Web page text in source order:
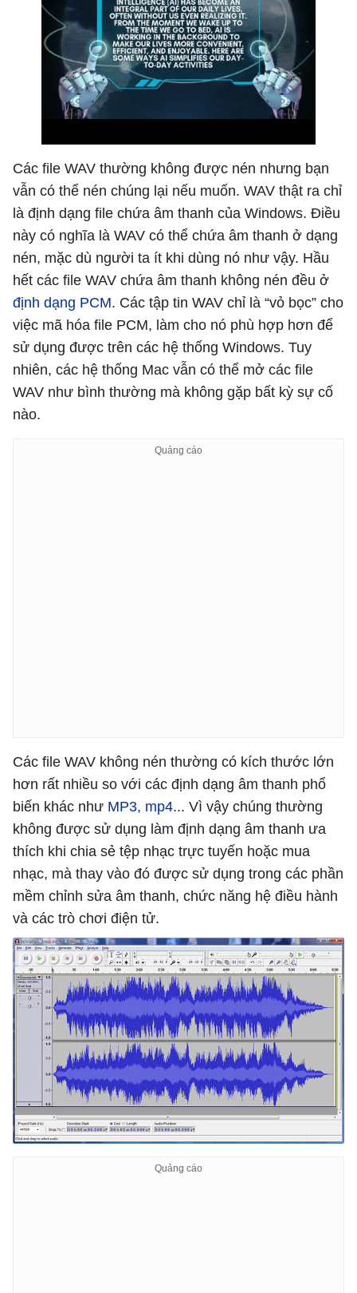
Các file WAV thường không được nén nhưng bạn
vẫn có thể nén chúng lại nếu muốn. WAV thật ra chỉ
là định dạng file chứa âm thanh của Windows. Điều
này có nghĩa là WAV có thể chứa âm thanh ở dạng
nén, mặc dù người ta ít khi dùng nó như vậy. Hầu
hết các file WAV chứa âm thanh không nén đều ở
định dạng PCM. Các tập tin WAV chỉ là “vỏ bọc” cho
việc mã hóa file PCM, làm cho nó phù hợp hơn để
sử dụng được trên các hệ thống Windows. Tuy
nhiên, các hệ thống Mac vẫn có thể mở các file
WAV như bình thường mà không gặp bất kỳ sự cố
nào.
Các file WAV không nén thường có kích thước lớn
hơn rất nhiều so với các định dạng âm thanh phổ
biến khác như MP3, mp4... Vì vậy chúng thường
không được sử dụng làm định dạng âm thanh ưa
thích khi chia sẻ tệp nhạc trực tuyến hoặc mua
nhạc, mà thay vào đó được sử dụng trong các phần
mềm chỉnh sửa âm thanh, chức năng hệ điều hành
và các trò chơi điện tử.